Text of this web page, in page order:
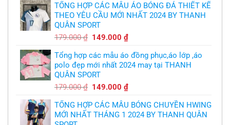
là:
350.000 ₫.
tại
là:
TỔNG HỢP CÁC MẪU ÁO BÓNG ĐÁ THIẾT KẾ
THEO YÊU CẦU MỚI NHẤT 2024 BY THANH
QUÂN SPORT
179.000₫ Giá
là:
179.000 ₫.
149.000₫Giá
tại
là:
Tổng hợp các mẫu áo đồng phục,áo lớp ,áo
polo đẹp mới nhất 2024 may tại THANH
QUÂN SPORT
179.000₫ Giá
là:
179.000 ₫.
149.000₫Giá
tại
là:
TỔNG HỢP CÁC MẪU BÓNG CHUYỀN HWING
MỚI NHẤT THÁNG 1 2024 BY THANH QUÂN